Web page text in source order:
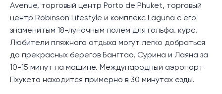
Avenue, торговый центр Porto de Phuket, торговый
центр Robinson Lifestyle и комплекс Laguna с его
знаменитым 18-луночным полем для гольфа. курс.
Любители пляжного отдыха могут легко добраться
до прекрасных берегов Бангтао, Сурина и Лаяна за
10-15 минут на машине. Международный аэропорт
Пхукета находится примерно в 30 минутах езды.